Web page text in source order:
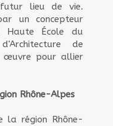
lieu de vie.
un concepteur
Haute École du
de
œuvre pour allier
Rhône-Alpes
la région Rhône-